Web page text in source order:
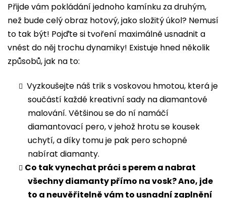
Přijde vám pokládání jednoho kamínku za druhým,
než bude celý obraz hotový, jako složitý úkol? Nemusí
to tak být! Pojďte si tvoření maximálně usnadnit a
vnést do něj trochu dynamiky! Existuje hned několik
způsobů, jak na to:
Vyzkoušejte náš trik s voskovou hmotou, která je
součástí každé kreativní sady na diamantové
malování. Většinou se do ní namáčí
diamantovací pero, v jehož hrotu se kousek
uchytí, a díky tomu je pak pero schopné
nabírat diamanty.
Co tak vynechat práci s perem a nabrat
všechny diamanty přímo na vosk? Ano, jde
to a neuvěřitelně vám to usnadní zaplnění